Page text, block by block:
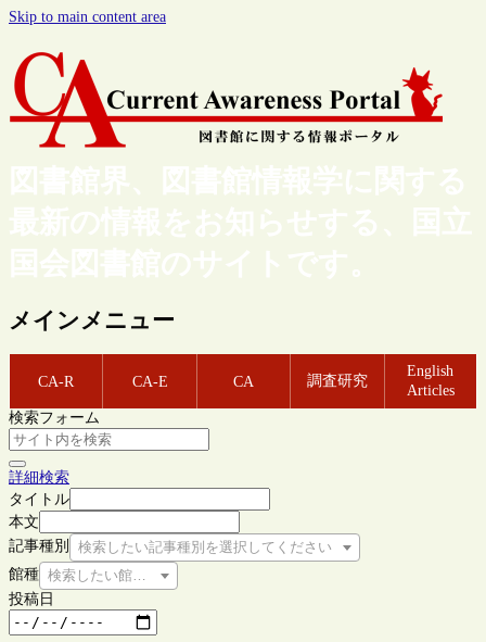
Skip to main content area
図書館界、図書館情報学に関する
最新の情報をお知らせする、国立
国会図書館のサイトです。
メインメニュー
CA-R CA-E CA 調査研究
English
Articles
検索フォーム
詳細検索
タイトル
本文
記事種別
検索したい記事種別を選択してください
館種 検索したい館種を選択してください
投稿日